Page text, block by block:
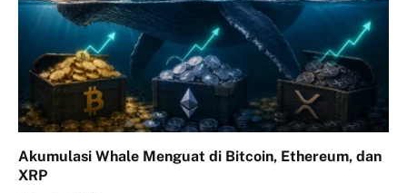
Akumulasi Whale Menguat di Bitcoin, Ethereum, dan
XRP